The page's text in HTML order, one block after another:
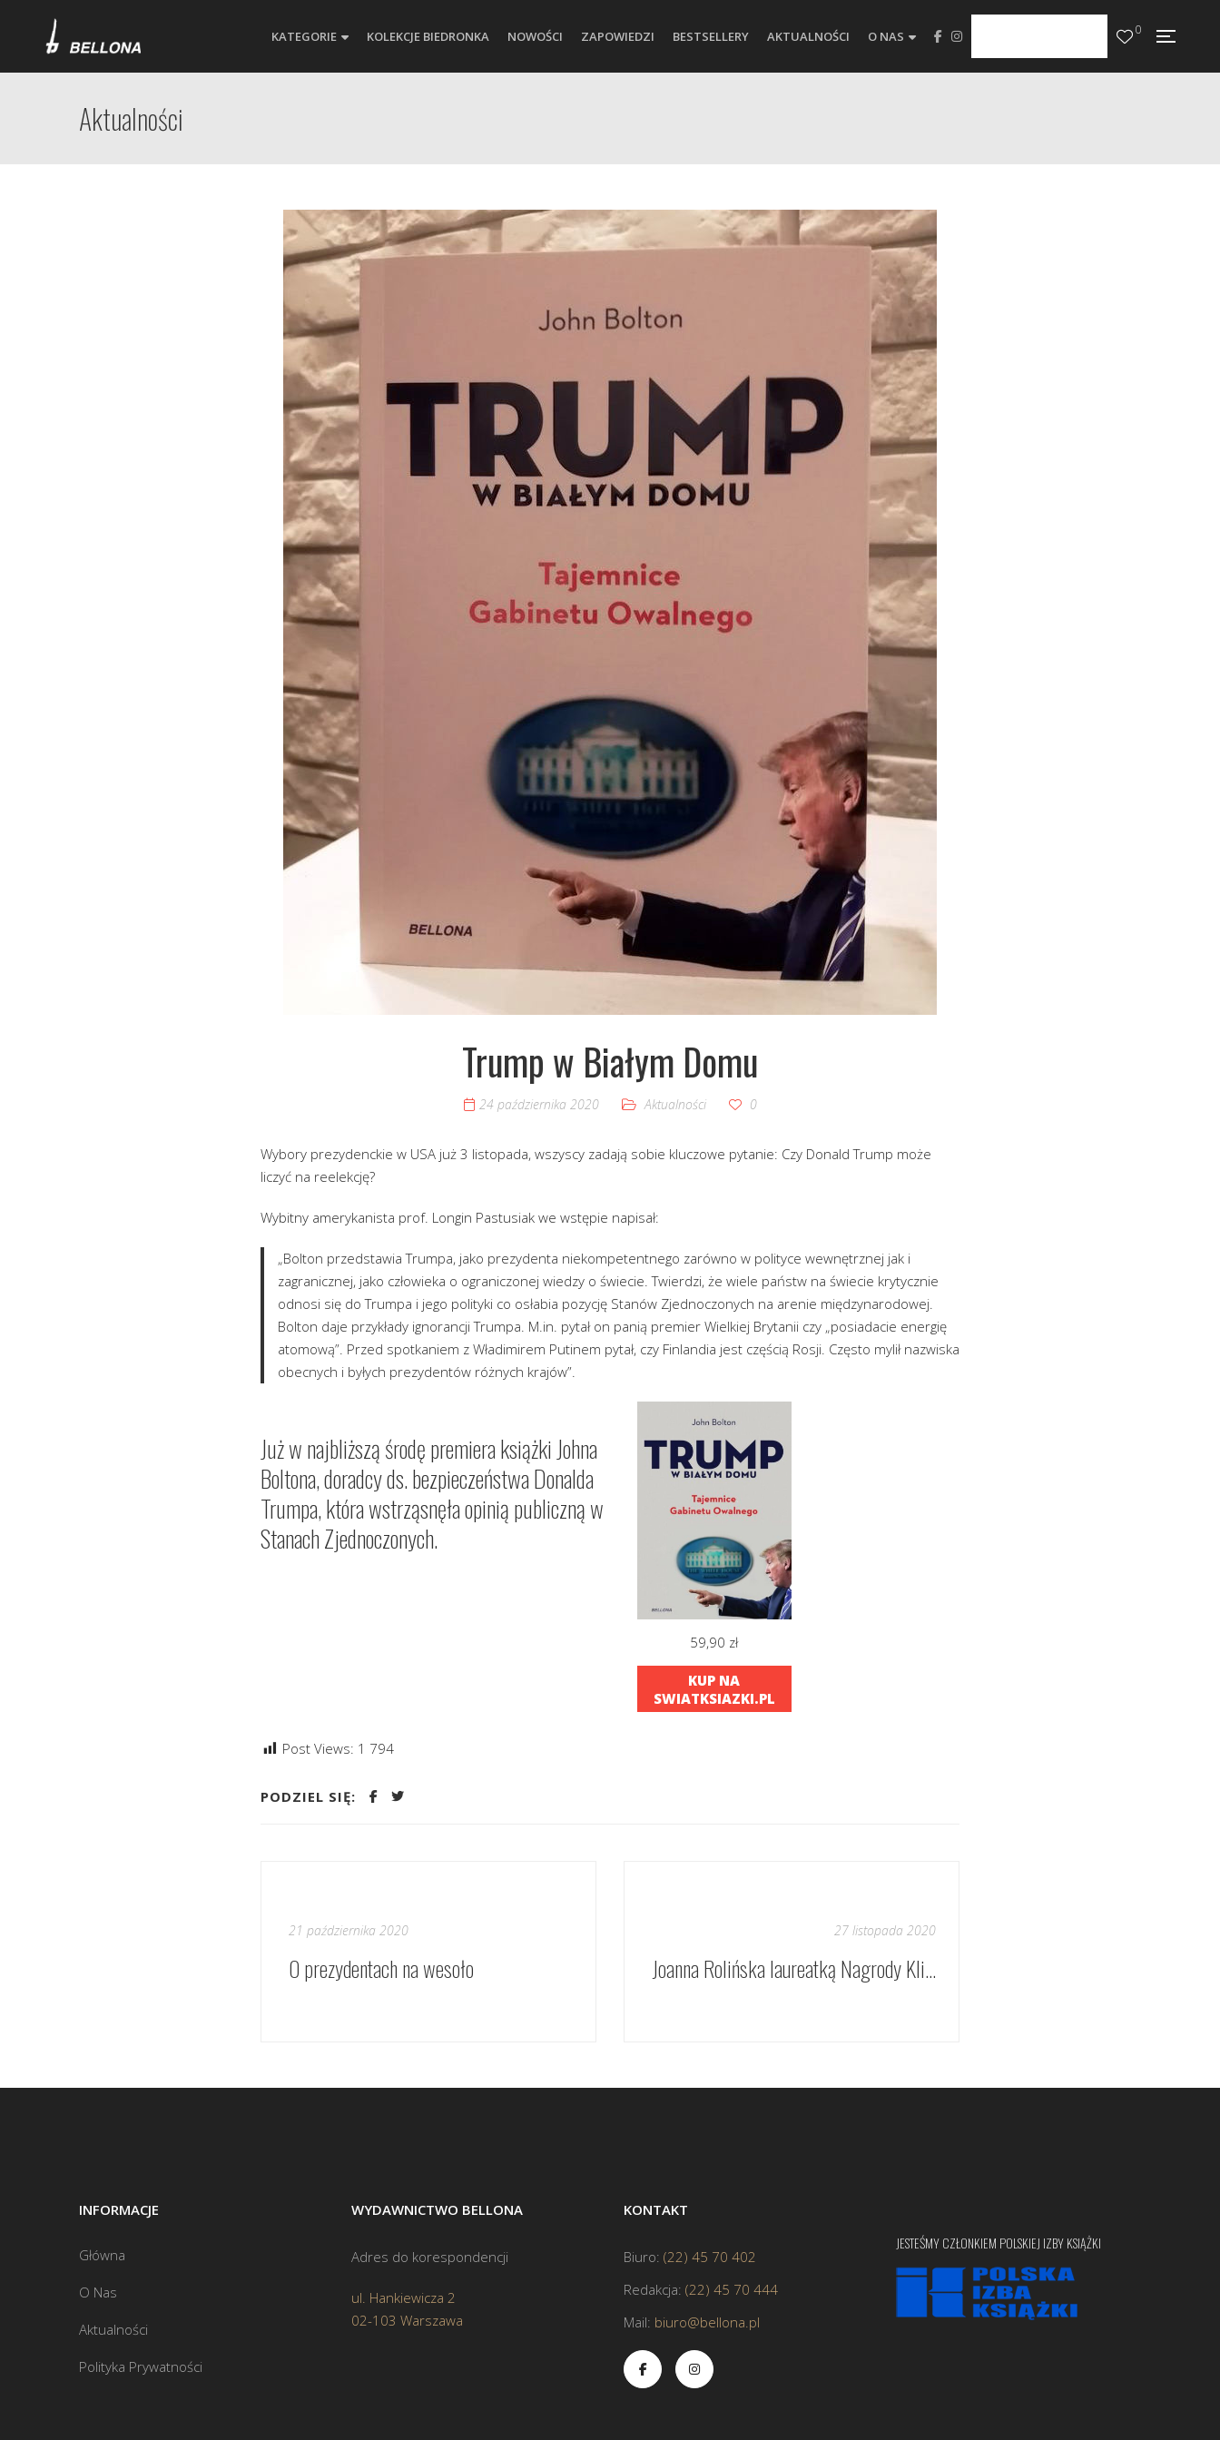
KATEGORIE KOLEKCJE BIEDRONKA NOWOŚCI ZAPOWIEDZI BESTSELLERY AKTUALNOŚCI O NAS 0
Aktualności
Trump w Białym Domu
24 października 2020 Aktualności 0
Wybory prezydenckie w USA już 3 listopada, wszyscy zadają sobie kluczowe pytanie: Czy Donald Trump może
liczyć na reelekcję?
Wybitny amerykanista prof. Longin Pastusiak we wstępie napisał:
„Bolton przedstawia Trumpa, jako prezydenta niekompetentnego zarówno w polityce wewnętrznej jak i
zagranicznej, jako człowieka o ograniczonej wiedzy o świecie. Twierdzi, że wiele państw na świecie krytycznie
odnosi się do Trumpa i jego polityki co osłabia pozycję Stanów Zjednoczonych na arenie międzynarodowej.
Bolton daje przykłady ignorancji Trumpa. M.in. pytał on panią premier Wielkiej Brytanii czy „posiadacie energię
atomową”. Przed spotkaniem z Władimirem Putinem pytał, czy Finlandia jest częścią Rosji. Często mylił nazwiska
obecnych i byłych prezydentów różnych krajów”.
Już w najbliższą środę premiera książki Johna
Boltona, doradcy ds. bezpieczeństwa Donalda
Trumpa, która wstrząsnęła opinią publiczną w
Stanach Zjednoczonych.
59,90 zł
KUP NA
SWIATKSIAZKI.PL
Post Views: 1 794
PODZIEL SIĘ:
21 października 2020
O prezydentach na wesoło
27 listopada 2020
Joanna Rolińska laureatką Nagrody Klio 2020
INFORMACJE
Główna
O Nas
Aktualności
Polityka Prywatności
WYDAWNICTWO BELLONA
Adres do korespondencji
ul. Hankiewicza 2
02-103 Warszawa
KONTAKT
Biuro: (22) 45 70 402
Redakcja: (22) 45 70 444
Mail: biuro@bellona.pl
JESTEŚMY CZŁONKIEM POLSKIEJ IZBY KSIĄŻKI